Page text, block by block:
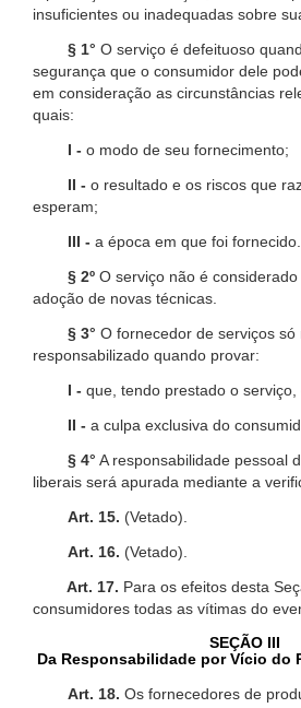
insuficientes ou inadequadas sobre
§ 1° O serviço é defeituoso
segurança que o consumidor dele
em consideração as circunstâncias
quais:
I - o modo de seu fornecimento;
II - o resultado e os riscos que
esperam;
III - a época em que foi fornecido.
§ 2º O serviço não é
adoção de novas técnicas.
§ 3° O fornecedor de serviços só
responsabilizado quando provar:
I - que, tendo prestado o
II - a culpa exclusiva do
§ 4° A responsabilidade pessoal
liberais será apurada mediante a
Art. 15. (Vetado).
Art. 16. (Vetado).
Art. 17. Para os efeitos desta
consumidores todas as vítimas do
SEÇÃO III
Da Responsabilidade por Vício do
Art. 18. Os fornecedores de